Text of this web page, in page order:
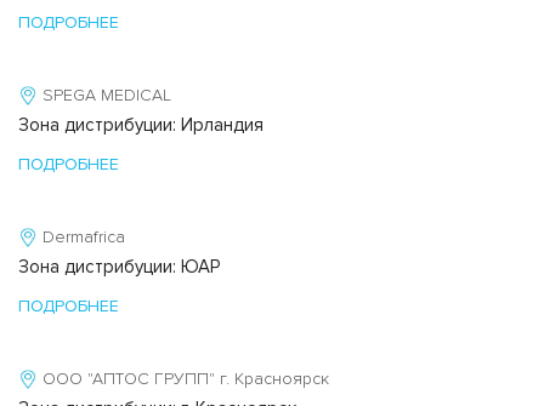
ПОДРОБНЕЕ
SPEGA MEDICAL
Зона дистрибуции: Ирландия
ПОДРОБНЕЕ
Dermafrica
Зона дистрибуции: ЮАР
ПОДРОБНЕЕ
ООО "АПТОС ГРУПП" г. Красноярск